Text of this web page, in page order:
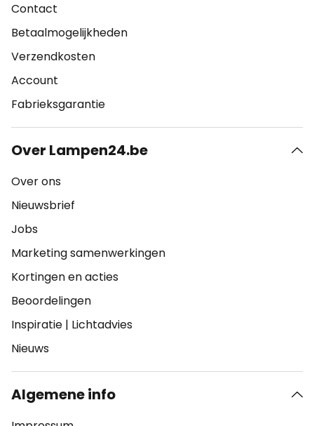
Contact
Betaalmogelijkheden
Verzendkosten
Account
Fabrieksgarantie
Over Lampen24.be
Over ons
Nieuwsbrief
Jobs
Marketing samenwerkingen
Kortingen en acties
Beoordelingen
Inspiratie | Lichtadvies
Nieuws
Algemene info